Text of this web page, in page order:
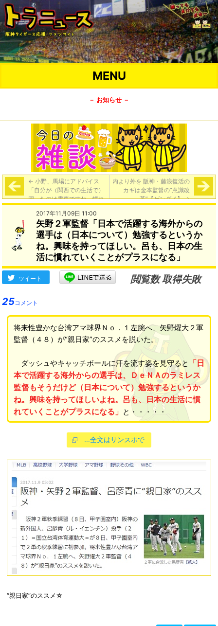
MENU
－ お知らせ －
← 小野、馬場にアドバイス
「自分が（関西での生活で）
困ったのは電車ですね。慣れ
ですけど、大阪駅の乗り換え
なんてどこにいけばどういけ
るかわからないので」
内より外を 阪神・藤浪復活の
カギは金本監督の“意識改
革”【ゲンダイ】→
2017年11月09日 11:00
矢野２軍監督「日本で活躍する海外からの
選手は（日本について）勉強するというか
ね。興味を持ってほしい。呂も、日本の生
活に慣れていくことがプラスになる」
ツイート
閲覧数 取得失敗
25コメント
将来性豊かな台湾アマ球界Ｎｏ．１左腕へ、矢野燿大２軍
監督（４８）が“親日家”のススメを説いた。
ダッシュやキャッチボールに汗を流す姿を見守ると
「日
本で活躍する海外からの選手は、ＤｅＮＡのラミレス
監督もそうだけど（日本について）勉強するというか
ね。興味を持ってほしいよね。呂も、日本の生活に慣
れていくことがプラスになる」 と・・・・・
…全文はサンスポで
“親日家”のススメ☆